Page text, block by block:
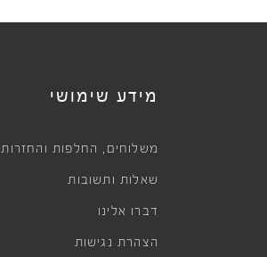
מידע שימושי
משלוחים , החלפות והחזרות
שאלות ותשובות
דברו אלינו
הצהרת נגישות